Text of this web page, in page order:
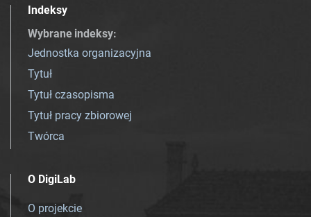
Indeksy
Wybrane indeksy:
Jednostka organizacyjna
Tytuł
Tytuł czasopisma
Tytuł pracy zbiorowej
Twórca
O DigiLab
O projekcie